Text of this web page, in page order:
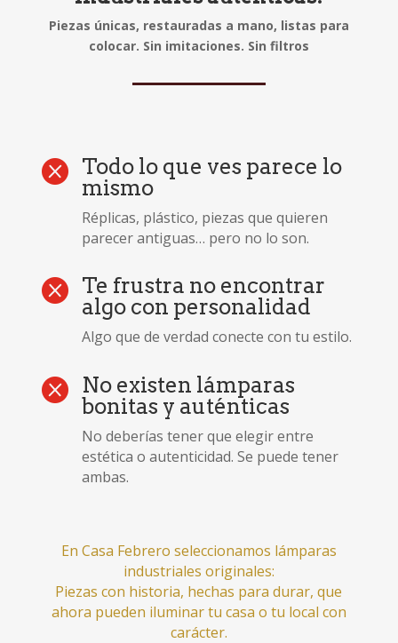
Piezas únicas, restauradas a mano, listas para
colocar. Sin imitaciones. Sin filtros
 Todo lo que ves parece lo
mismo
Réplicas, plástico, piezas que quieren
parecer antiguas… pero no lo son.
 Te frustra no encontrar
algo con personalidad
Algo que de verdad conecte con tu estilo.
 No existen lámparas
bonitas y auténticas
No deberías tener que elegir entre
estética o autenticidad. Se puede tener
ambas.
En Casa Febrero seleccionamos lámparas
industriales originales:
Piezas con historia, hechas para durar, que
ahora pueden iluminar tu casa o tu local con
carácter.